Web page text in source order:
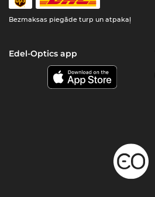
Bezmaksas piegāde turp un atpakaļ
Edel-Optics app